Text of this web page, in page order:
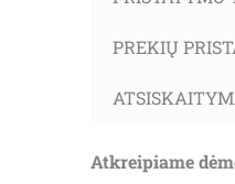
PREKIŲ
Atkreipiame